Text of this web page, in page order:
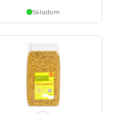
Skladom